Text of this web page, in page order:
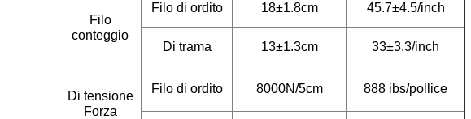
Filo
conteggio
Filo di ordito 18±1.8cm 45.7±4.5/inch
Di trama 13±1.3cm 33±3.3/inch
Di tensione
Forza
Filo di ordito 8000N/5cm 888 ibs/pollice